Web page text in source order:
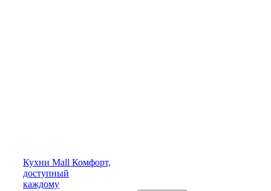
Кухни Mall Комфорт,
доступный
каждому